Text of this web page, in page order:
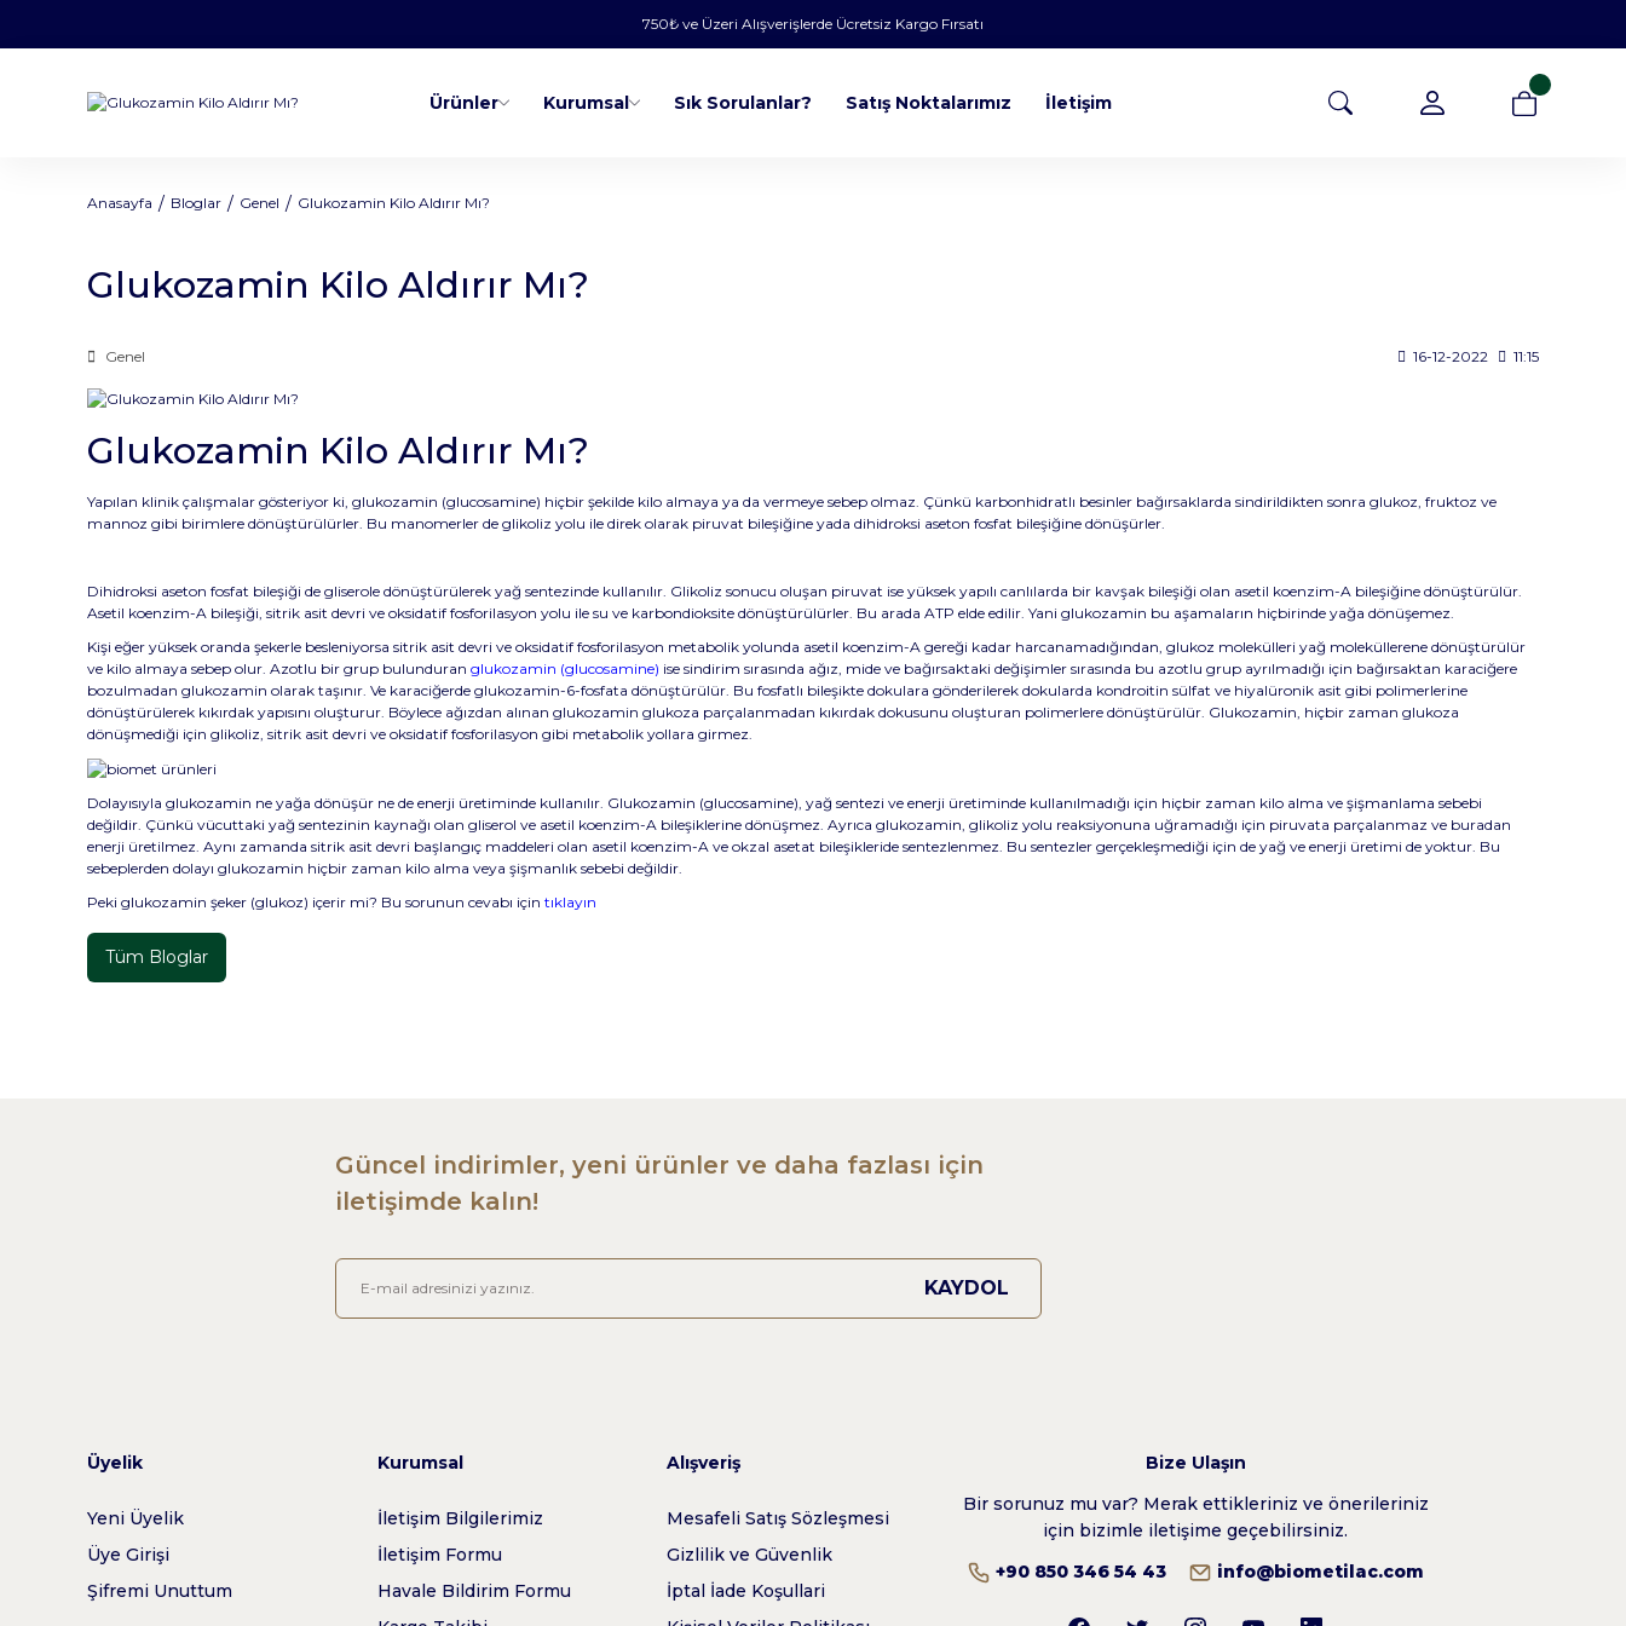
750₺ ve Üzeri Alışverişlerde Ücretsiz Kargo Fırsatı
Ürünler Kurumsal Sık Sorulanlar? Satış Noktalarımız İletişim
Anasayfa Bloglar Genel Glukozamin Kilo Aldırır Mı?
Glukozamin Kilo Aldırır Mı?
Genel 16-12-2022 11:15
Glukozamin Kilo Aldırır Mı?
Yapılan klinik çalışmalar gösteriyor ki, glukozamin (glucosamine) hiçbir şekilde kilo almaya ya da vermeye sebep olmaz. Çünkü karbonhidratlı besinler bağırsaklarda sindirildikten sonra glukoz, fruktoz ve
mannoz gibi birimlere dönüştürülürler. Bu manomerler de glikoliz yolu ile direk olarak piruvat bileşiğine yada dihidroksi aseton fosfat bileşiğine dönüşürler.
Dihidroksi aseton fosfat bileşiği de gliserole dönüştürülerek yağ sentezinde kullanılır. Glikoliz sonucu oluşan piruvat ise yüksek yapılı canlılarda bir kavşak bileşiği olan asetil koenzim-A bileşiğine dönüştürülür.
Asetil koenzim-A bileşiği, sitrik asit devri ve oksidatif fosforilasyon yolu ile su ve karbondioksite dönüştürülürler. Bu arada ATP elde edilir. Yani glukozamin bu aşamaların hiçbirinde yağa dönüşemez.
Kişi eğer yüksek oranda şekerle besleniyorsa sitrik asit devri ve oksidatif fosforilasyon metabolik yolunda asetil koenzim-A gereği kadar harcanamadığından, glukoz molekülleri yağ moleküllerene dönüştürülür
ve kilo almaya sebep olur. Azotlu bir grup bulunduran glukozamin (glucosamine) ise sindirim sırasında ağız, mide ve bağırsaktaki değişimler sırasında bu azotlu grup ayrılmadığı için bağırsaktan karaciğere
bozulmadan glukozamin olarak taşınır. Ve karaciğerde glukozamin-6-fosfata dönüştürülür. Bu fosfatlı bileşikte dokulara gönderilerek dokularda kondroitin sülfat ve hiyalüronik asit gibi polimerlerine
dönüştürülerek kıkırdak yapısını oluşturur. Böylece ağızdan alınan glukozamin glukoza parçalanmadan kıkırdak dokusunu oluşturan polimerlere dönüştürülür. Glukozamin, hiçbir zaman glukoza
dönüşmediği için glikoliz, sitrik asit devri ve oksidatif fosforilasyon gibi metabolik yollara girmez.
Dolayısıyla glukozamin ne yağa dönüşür ne de enerji üretiminde kullanılır. Glukozamin (glucosamine), yağ sentezi ve enerji üretiminde kullanılmadığı için hiçbir zaman kilo alma ve şişmanlama sebebi
değildir. Çünkü vücuttaki yağ sentezinin kaynağı olan gliserol ve asetil koenzim-A bileşiklerine dönüşmez. Ayrıca glukozamin, glikoliz yolu reaksiyonuna uğramadığı için piruvata parçalanmaz ve buradan
enerji üretilmez. Aynı zamanda sitrik asit devri başlangıç maddeleri olan asetil koenzim-A ve okzal asetat bileşikleride sentezlenmez. Bu sentezler gerçekleşmediği için de yağ ve enerji üretimi de yoktur. Bu
sebeplerden dolayı glukozamin hiçbir zaman kilo alma veya şişmanlık sebebi değildir.
Peki glukozamin şeker (glukoz) içerir mi? Bu sorunun cevabı için tıklayın
Tüm Bloglar
Güncel indirimler, yeni ürünler ve daha fazlası için
iletişimde kalın!
KAYDOL
Üyelik
Yeni Üyelik
Üye Girişi
Şifremi Unuttum
Kurumsal
İletişim Bilgilerimiz
İletişim Formu
Havale Bildirim Formu
Alışveriş
Mesafeli Satış Sözleşmesi
Gizlilik ve Güvenlik
İptal İade Koşullari
Bize Ulaşın
Bir sorunuz mu var? Merak ettikleriniz ve önerileriniz
için bizimle iletişime geçebilirsiniz.
+90 850 346 54 43
info@biometilac.com